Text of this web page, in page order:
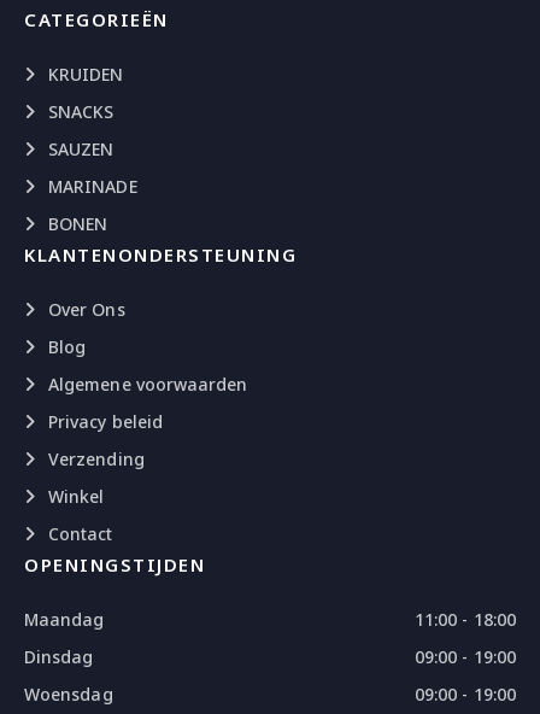
CATEGORIEËN
KRUIDEN
SNACKS
SAUZEN
MARINADE
BONEN
KLANTENONDERSTEUNING
Over Ons
Blog
Algemene voorwaarden
Privacy beleid
Verzending
Winkel
Contact
OPENINGSTIJDEN
Maandag
11:00 - 18:00
Dinsdag
09:00 - 19:00
Woensdag
09:00 - 19:00